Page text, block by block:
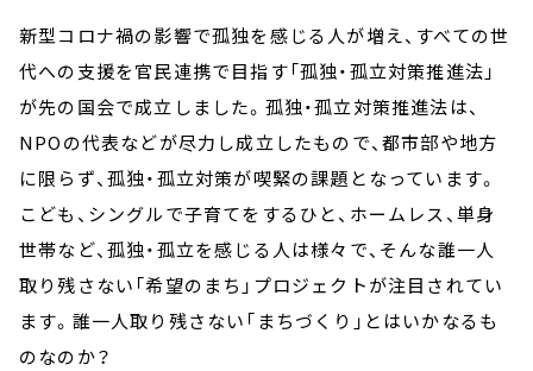
新型コロナ禍の影響で孤独を感じる人が増え、すべての世
代への支援を官民連携で目指す「孤独・孤立対策推進法」
が先の国会で成立しました。孤独・孤立対策推進法は、
NPOの代表などが尽力し成立したもので、都市部や地方
に限らず、孤独・孤立対策が喫緊の課題となっています。
こども、シングルで子育てをするひと、ホームレス、単身
世帯など、孤独・孤立を感じる人は様々で、そんな誰一人
取り残さない「希望のまち」プロジェクトが注目されてい
ます。誰一人取り残さない「まちづくり」とはいかなるも
のなのか？